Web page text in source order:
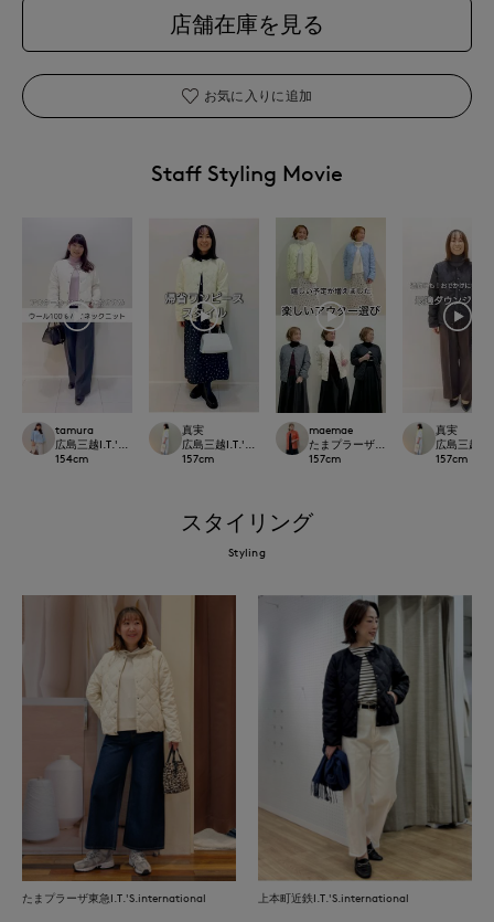
店舗在庫を見る
お気に入りに追加
Staff Styling Movie
tamura
広島三越I.T.'S.international
154cm
真実
広島三越I.T.'S.international
157cm
maemae
たまプラーザ東急I.T.'S.international
157cm
真実
広島三越
157cm
スタイリング
Styling
たまプラーザ東急I.T.'S.international 上本町近鉄I.T.'S.international